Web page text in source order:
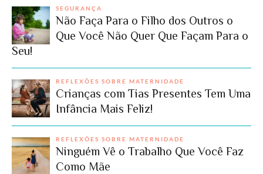
SEGURANÇA
Não Faça Para o Filho dos Outros o
Que Você Não Quer Que Façam Para o
Seu!
REFLEXÕES SOBRE MATERNIDADE
Crianças com Tias Presentes Tem Uma
Infância Mais Feliz!
REFLEXÕES SOBRE MATERNIDADE
Ninguém Vê o Trabalho Que Você Faz
Como Mãe